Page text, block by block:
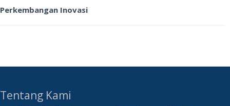
Perkembangan Inovasi
Tentang Kami